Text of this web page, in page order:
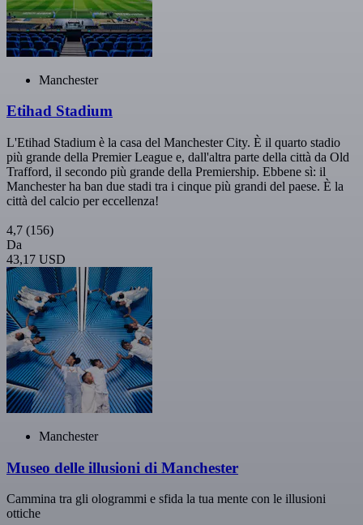
Manchester
Etihad Stadium
L'Etihad Stadium è la casa del Manchester City. È il quarto stadio
più grande della Premier League e, dall'altra parte della città da Old
Trafford, il secondo più grande della Premiership. Ebbene sì: il
Manchester ha ban due stadi tra i cinque più grandi del paese. È la
città del calcio per eccellenza!
4,7 (156)
Da
43,17 USD
Manchester
Museo delle illusioni di Manchester
Cammina tra gli ologrammi e sfida la tua mente con le illusioni
ottiche